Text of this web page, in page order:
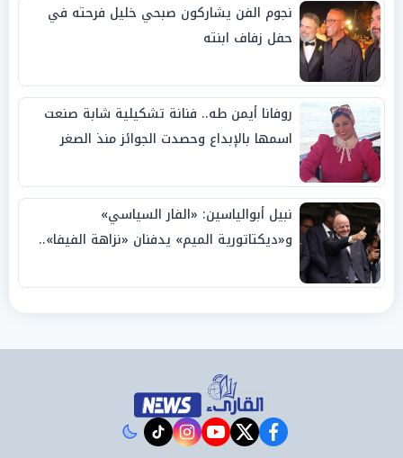
نجوم الفن يشاركون صبحي خليل فرحته في
حفل زفاف ابنته
روفانا أيمن طه.. فنانة تشكيلية شابة صنعت
اسمها بالإبداع وحصدت الجوائز منذ الصغر
نبيل أبوالياسين: «الفار السياسي»
و«ديكتاتورية الميم» يدفنان «نزاهة الفيفا»..
facebook
twitter
youtube
instagram
tiktok